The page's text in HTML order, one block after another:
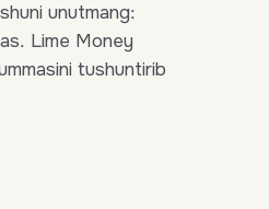
unutmang:
Lime Money
tushuntirib